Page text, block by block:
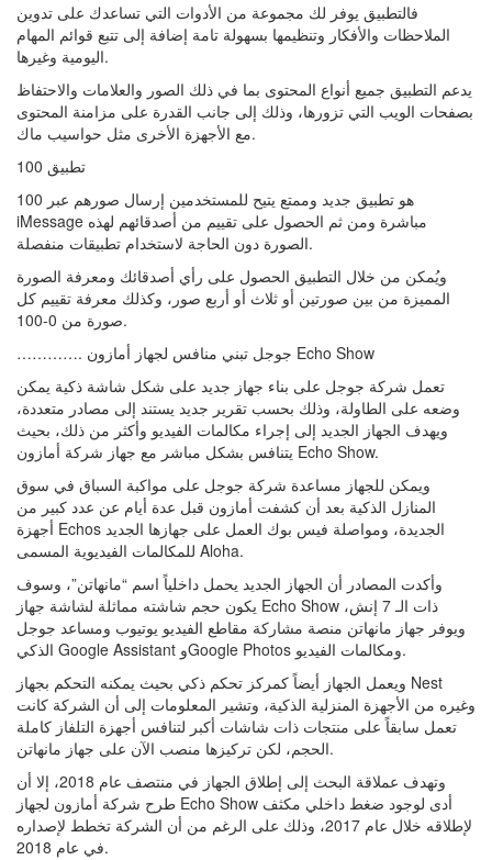
فالتطبيق يوفر لك مجموعة من الأدوات التي تساعدك على تدوين
الملاحظات والأفكار وتنظيمها بسهولة تامة إضافة إلى تتبع قوائم المهام
اليومية وغيرها.
يدعم التطبيق جميع أنواع المحتوى بما في ذلك الصور والعلامات والاحتفاظ
بصفحات الويب التي تزورها، وذلك إلى جانب القدرة على مزامنة المحتوى
مع الأجهزة الأخرى مثل حواسيب ماك.
تطبيق 100
100 هو تطبيق جديد وممتع يتيح للمستخدمين إرسال صورهم عبر
iMessage مباشرة ومن ثم الحصول على تقييم من أصدقائهم لهذه
الصورة دون الحاجة لاستخدام تطبيقات منفصلة.
ويُمكن من خلال التطبيق الحصول على رأي أصدقائك ومعرفة الصورة
المميزة من بين صورتين أو ثلاث أو أربع صور، وكذلك معرفة تقييم كل
صورة من 0-100.
…………. جوجل تبني منافس لجهاز أمازون Echo Show
تعمل شركة جوجل على بناء جهاز جديد على شكل شاشة ذكية يمكن
وضعه على الطاولة، وذلك بحسب تقرير جديد يستند إلى مصادر متعددة،
ويهدف الجهاز الجديد إلى إجراء مكالمات الفيديو وأكثر من ذلك، بحيث
يتنافس بشكل مباشر مع جهاز شركة أمازون Echo Show.
ويمكن للجهاز مساعدة شركة جوجل على مواكبة السباق في سوق
المنازل الذكية بعد أن كشفت أمازون قبل عدة أيام عن عدد كبير من
أجهزة Echos الجديدة، ومواصلة فيس بوك العمل على جهازها الجديد
للمكالمات الفيديوية المسمى Aloha.
وأكدت المصادر أن الجهاز الجديد يحمل داخلياً اسم “مانهاتن”، وسوف
يكون حجم شاشته مماثلة لشاشة جهاز Echo Show ذات الـ 7 إنش،
ويوفر جهاز مانهاتن منصة مشاركة مقاطع الفيديو يوتيوب ومساعد جوجل
الذكي Google Assistant وGoogle Photos ومكالمات الفيديو.
ويعمل الجهاز أيضاً كمركز تحكم ذكي بحيث يمكنه التحكم بجهاز Nest
وغيره من الأجهزة المنزلية الذكية، وتشير المعلومات إلى أن الشركة كانت
تعمل سابقاً على منتجات ذات شاشات أكبر لتنافس أجهزة التلفاز كاملة
الحجم، لكن تركيزها منصب الآن على جهاز مانهاتن.
وتهدف عملاقة البحث إلى إطلاق الجهاز في منتصف عام 2018، إلا أن
طرح شركة أمازون لجهاز Echo Show أدى لوجود ضغط داخلي مكثف
لإطلاقه خلال عام 2017، وذلك على الرغم من أن الشركة تخطط لإصداره
في عام 2018.